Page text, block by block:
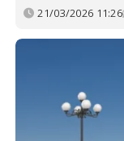
21/03/2026 11:26